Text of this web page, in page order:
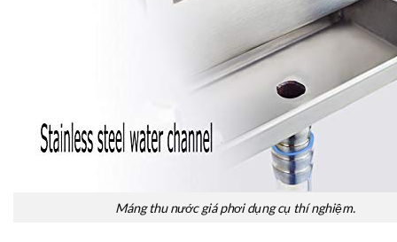
Máng thu nước giá phơi dụng cụ thí nghiệm.